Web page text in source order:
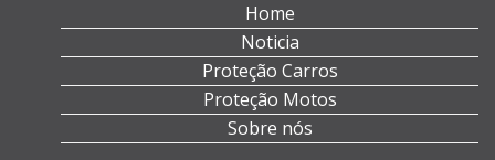
Home
Noticia
Proteção Carros
Proteção Motos
Sobre nós